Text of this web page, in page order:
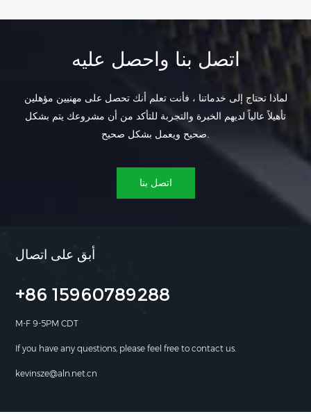
اتصل بنا واحصل عليه
لماذا تحتاج إلى خدماتنا ، فأنت تعلم أنك تحصل على مهنيين مؤهلين
تأهيلاً عالياً لديهم الخبرة والتجربة للتأكد من أن مشروعك يتم بشكل
صحيح ويعمل بشكل صحيح.
اتصل بنا
أبق على اتصال
+86 15960789288
M-F 9-5PM CDT
If you have any questions, please feel free to contact us.
kevinsze@aln.net.cn